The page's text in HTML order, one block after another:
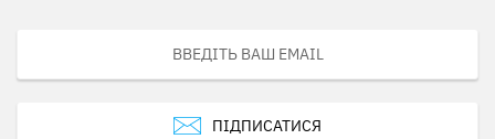
ПІДПИСАТИСЯ